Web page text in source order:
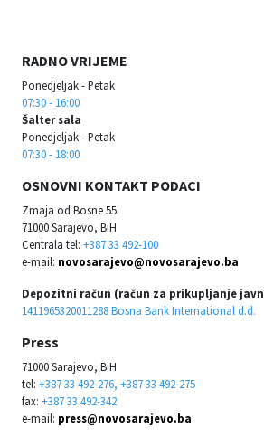
RADNO VRIJEME
Ponedjeljak - Petak
07:30 - 16:00
Šalter sala
Ponedjeljak - Petak
07:30 - 18:00
OSNOVNI KONTAKT PODACI
Zmaja od Bosne 55
71000 Sarajevo, BiH
Centrala tel: +387 33 492-100
e-mail: novosarajevo@novosarajevo.ba
Depozitni račun (račun za prikupljanje
1411965320011288 Bosna Bank International d.d.
Press
71000 Sarajevo, BiH
tel: +387 33 492-276, +387 33 492-275
fax: +387 33 492-342
e-mail: press@novosarajevo.ba